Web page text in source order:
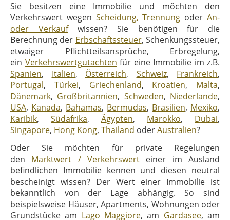
Sie besitzen eine Immobilie und möchten den
Verkehrswert wegen Scheidung, Trennung oderAn-
oder Verkaufwissen? Sie benötigen für die
Berechnung der Erbschaftssteuer, Schenkungssteuer,
etwaiger Pflichtteilsansprüche, Erbregelung,
ein Verkehrswertgutachten für eine Immobilie im z.B.
Spanien, Italien, Österreich, Schweiz, Frankreich,
Portugal, Türkei, Griechenland, Kroatien, Malta,
Dänemark, Großbritannien, Schweden, Niederlande,
USA, Kanada, Bahamas, Bermudas, Brasilien, Mexiko,
Karibik, Südafrika, Ägypten, Marokko, Dubai,
Singapore, Hong Kong, Thailand oderAustralien?
Oder Sie möchten für private Regelungen
den Marktwert / Verkehrswert einer im Ausland
befindlichen Immobilie kennen und diesen neutral
bescheinigt wissen? Der Wert einer Immobilie ist
bekanntlich von der Lage abhängig. So sind
beispielsweise Häuser, Apartments, Wohnungen oder
Grundstücke am Lago Maggiore, am Gardasee, am